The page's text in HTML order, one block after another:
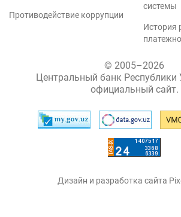
Противодействие коррупции
системы
История
© 2005–2026
Центральный банк Республики
официальный сайт.
Дизайн и разработка сайта